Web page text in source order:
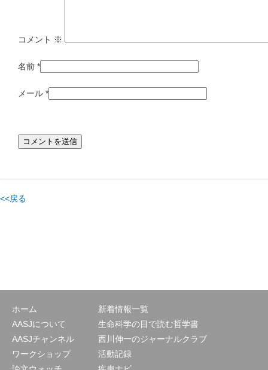
コメント ※
名前 *
メール *
<<戻る
ホーム
AASJについて
AASJチャンネル
ワークショップ
新着情報一覧
生命科学の目で読む哲学書
西川伸一のジャーナルクラブ
活動記録